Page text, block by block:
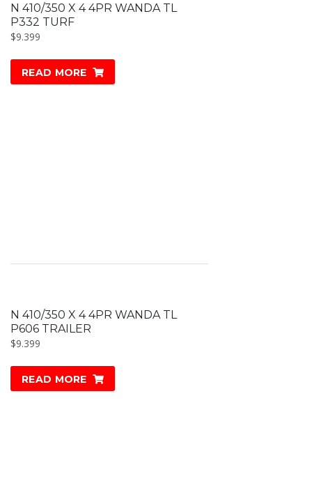
N 410/350 X 4 4PR WANDA TL
P332 TURF
$9.399
READ MORE
N 410/350 X 4 4PR WANDA TL
P606 TRAILER
$9.399
READ MORE